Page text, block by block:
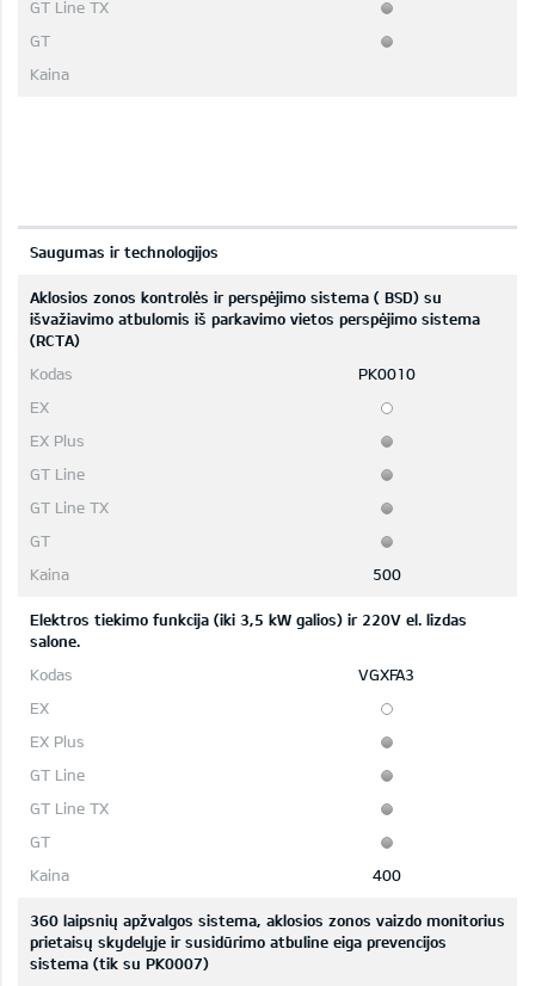
Saugumas ir technologijos
Aklosios zonos kontrolės ir perspėjimo sistema ( BSD) su
išvažiavimo atbulomis iš parkavimo vietos perspėjimo sistema
(RCTA)
PK0010
500
Elektros tiekimo funkcija (iki 3,5 kW galios) ir 220V el. lizdas
salone.
VGXFA3
400
360 laipsnių apžvalgos sistema, aklosios zonos vaizdo monitorius
prietaisų skydelyje ir susidūrimo atbuline eiga prevencijos
sistema (tik su PK0007)